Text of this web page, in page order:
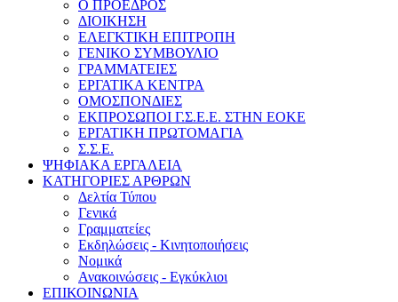
Ο ΠΡΟΕΔΡΟΣ
ΔΙΟΙΚΗΣΗ
ΕΛΕΓΚΤΙΚΗ ΕΠΙΤΡΟΠΗ
ΓΕΝΙΚΟ ΣΥΜΒΟΥΛΙΟ
ΓΡΑΜΜΑΤΕΙΕΣ
ΕΡΓΑΤΙΚΑ ΚΕΝΤΡΑ
ΟΜΟΣΠΟΝΔΙΕΣ
ΕΚΠΡΟΣΩΠΟΙ Γ.Σ.Ε.Ε. ΣΤΗΝ ΕΟΚΕ
ΕΡΓΑΤΙΚΗ ΠΡΩΤΟΜΑΓΙΑ
Σ.Σ.Ε.
ΨΗΦΙΑΚΑ ΕΡΓΑΛΕΙΑ
ΚΑΤΗΓΟΡΙΕΣ ΑΡΘΡΩΝ
Δελτία Τύπου
Γενικά
Γραμματείες
Εκδηλώσεις - Κινητοποιήσεις
Νομικά
Ανακοινώσεις - Εγκύκλιοι
ΕΠΙΚΟΙΝΩΝΙΑ